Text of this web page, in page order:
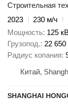
Строительная
2023
230 м/ч
Мощность 125
Грузопод. 22 650
Радиус копания
Китай,
SHANGHAI